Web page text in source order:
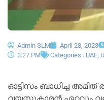
Admin SLM April 28, 2023
3:27 PM
Categories : UAE
ഓട്ടിസം ബാധിച്ച അമിത്